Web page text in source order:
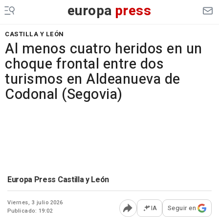
europa press
CASTILLA Y LEÓN
Al menos cuatro heridos en un
choque frontal entre dos
turismos en Aldeanueva de
Codonal (Segovia)
Europa Press Castilla y León
Viernes, 3 julio 2026
Publicado: 19:02
Abrir opciones para
IA Seguir en